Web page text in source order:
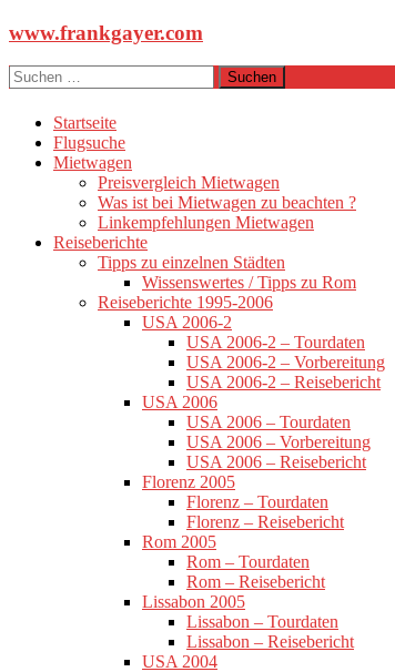
Zum
springen
www.frankgayer.com
Suchen
nach:
Startseite
Flugsuche
Mietwagen
Preisvergleich Mietwagen
Was ist bei Mietwagen zu beachten ?
Linkempfehlungen Mietwagen
Reiseberichte
Tipps zu einzelnen Städten
Wissenswertes / Tipps zu Rom
Reiseberichte 1995-2006
USA 2006-2
USA 2006-2 – Tourdaten
USA 2006-2 – Vorbereitung
USA 2006-2 – Reisebericht
USA 2006
USA 2006 – Tourdaten
USA 2006 – Vorbereitung
USA 2006 – Reisebericht
Florenz 2005
Florenz – Tourdaten
Florenz – Reisebericht
Rom 2005
Rom – Tourdaten
Rom – Reisebericht
Lissabon 2005
Lissabon – Tourdaten
Lissabon – Reisebericht
USA 2004